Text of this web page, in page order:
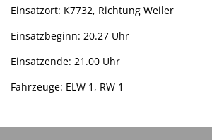
Einsatzort: K7732, Richtung Weiler
Einsatzbeginn: 20.27 Uhr
Einsatzende: 21.00 Uhr
Fahrzeuge: ELW 1, RW 1